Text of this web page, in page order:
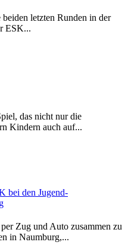
letzten Runden in der
ESK...
das nicht nur die
Kindern auch auf...
bei den Jugend-
Zug und Auto zusammen zu
in Naumburg,...